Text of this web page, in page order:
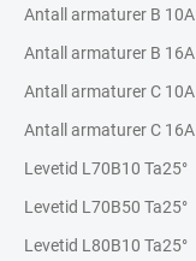
Antall armaturer B 10A
Antall armaturer B 16A
Antall armaturer C 10A
Antall armaturer C 16A
Levetid L70B10 Ta25°
Levetid L70B50 Ta25°
Levetid L80B10 Ta25°